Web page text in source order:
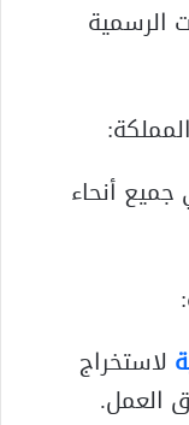
الرسمية
أنحاء
لاستخراج
العمل.